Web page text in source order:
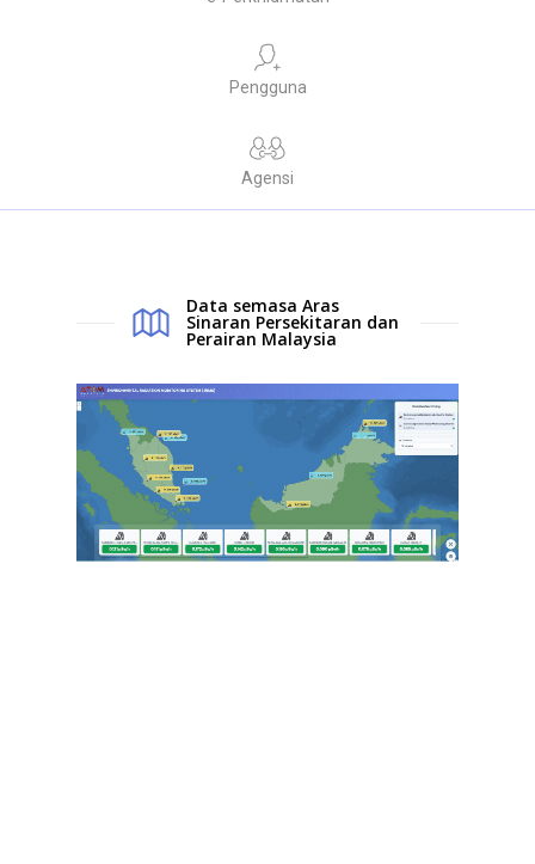
Pengguna
Agensi
Data semasa Aras
Sinaran Persekitaran dan
Perairan Malaysia